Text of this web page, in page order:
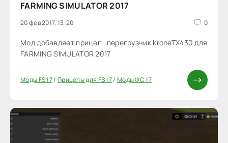
FARMING SIMULATOR 2017
20 фев 2017, 13:20 0
Мод добавляет прицеп -перегрузчик kroneTX430 для
FARMING SIMULATOR 2017
Моды FS 17/ Прицепы для FS 17/ Моды ФС 17